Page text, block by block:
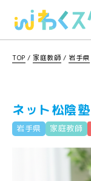
TOP / 家庭教師 / 岩手県
ネット松陰塾
岩手県 家庭教師